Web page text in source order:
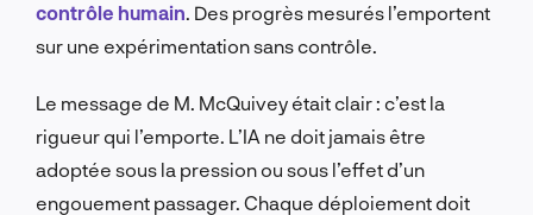
contrôle humain . Des progrès mesurés l’emportent
sur une expérimentation sans contrôle.
Le message de M. McQuivey était clair : c’est la
rigueur qui l’emporte. L’IA ne doit jamais être
adoptée sous la pression ou sous l’effet d’un
engouement passager. Chaque déploiement doit